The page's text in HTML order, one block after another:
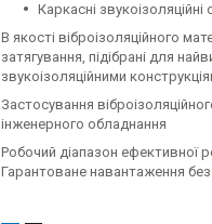
Каркасні
В якості віброізоляційного
затягування, підібрані для
звукоізоляційними
Застосування
інженерного обладнання
Робочий діапазон ефективної
Гарантоване навантаження без